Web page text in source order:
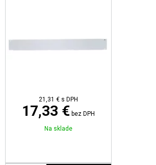
21,31 € s DPH
17,33 € bez DPH
Na sklade